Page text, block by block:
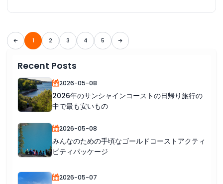
1 2 3 4 5
Recent Posts
2026-05-08
2026年のサンシャインコーストの日帰り旅行の
中で最も安いもの
2026-05-08
みんなのための手頃なゴールドコーストアクティ
ビティパッケージ
2026-05-07